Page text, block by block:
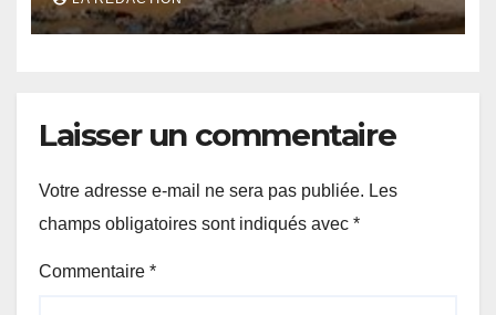
Laisser un commentaire
Votre adresse e-mail ne sera pas publiée. Les
champs obligatoires sont indiqués avec *
Commentaire *